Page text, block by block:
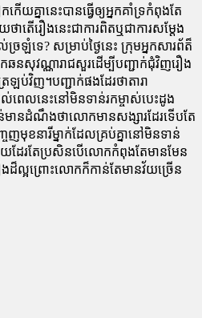
យគ្នានេះបានធ្វើឲ្យអ្នកគាំទ្រកំពុងតែ
ាតើរឿងនេះជាការពិតឬជាការសម្តែង
រឡំទេ? សម្រាប់ថ្ងៃនេះ ក្រុមអ្នកសារព័ត៏
នសុវណ្ណារាជសួរដើម្បីបញ្ជាក់ជុំវិញរឿង
ឡប់វិញ។បញ្ជាក់ផងដែរថាតារា
េលនេះនៅមិនទាន់រកម្ចាស់បេះដូង
នដំណឹងថាលោកមានសង្សារដែរទើបតែ
មុខនារីម្នាក់ដែលគ្រប់គ្នានៅមិនទាន់
យដែរតែប្រសិនបើលោកកំពុងតែមានមែន
ដ៏ល្អព្រោះលោកក៏កាន់តែមានវ័យច្រើន